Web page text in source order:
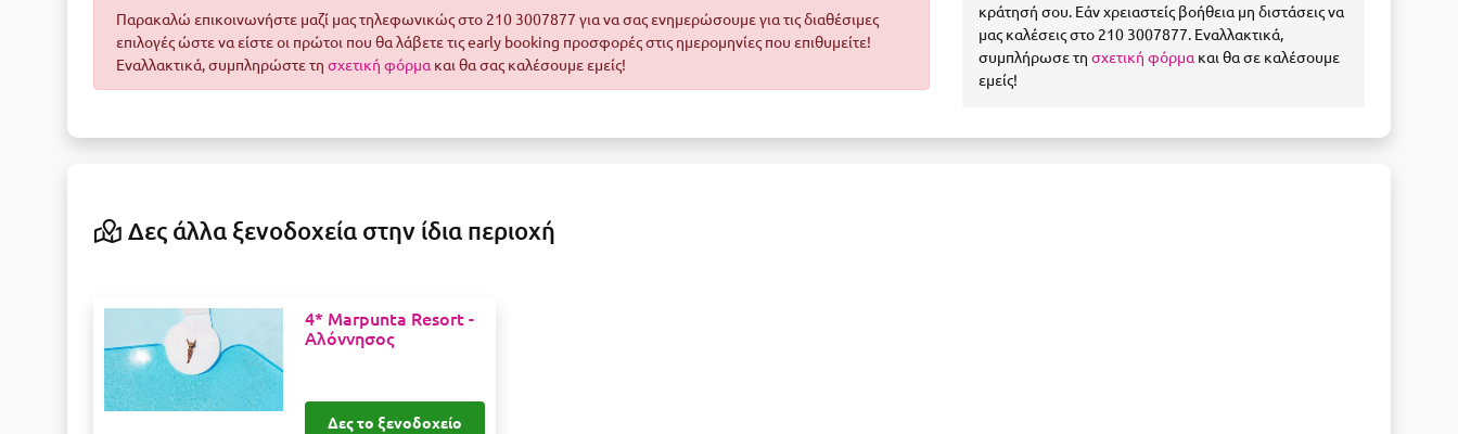
Παρακαλώ επικοινωνήστε μαζί μας τηλεφωνικώς στο 210 3007877 για να σας ενημερώσουμε για τις διαθέσιμες
επιλογές ώστε να είστε οι πρώτοι που θα λάβετε τις early booking προσφορές στις ημερομηνίες που επιθυμείτε!
Εναλλακτικά, συμπληρώστε τη σχετική φόρμα και θα σας καλέσουμε εμείς!
κράτησή σου. Εάν χρειαστείς βοήθεια μη διστάσεις να
μας καλέσεις στο 210 3007877. Εναλλακτικά,
συμπλήρωσε τησχετική φόρμα και θα σε καλέσουμε
εμείς!
Δες άλλα ξενοδοχεία στην ίδια περιοχή
4* Marpunta Resort -
Αλόννησος
Δες το ξενοδοχείο